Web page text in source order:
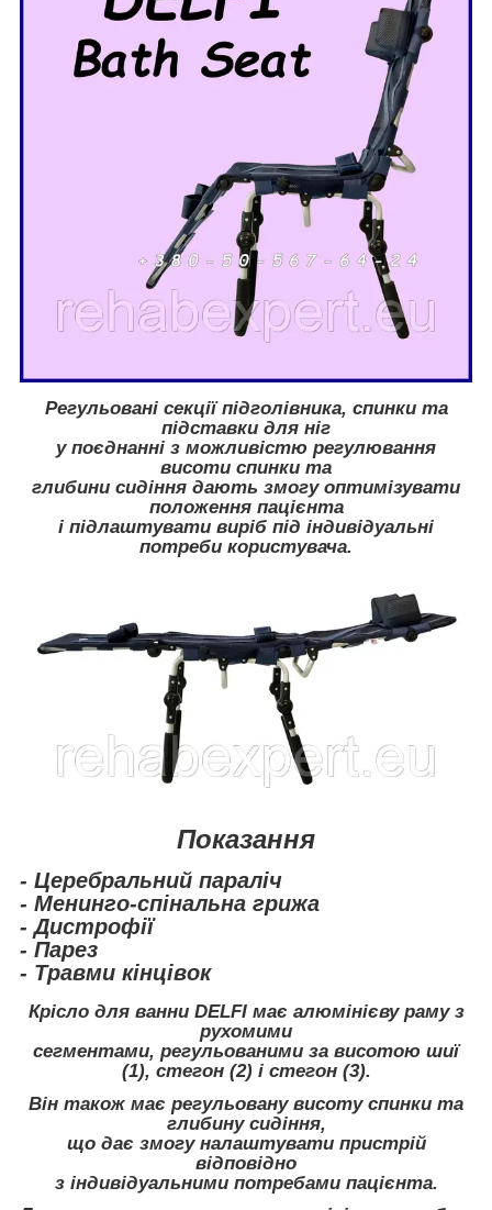
Регульовані секції підголівника, спинки та
підставки для ніг
у поєднанні з можливістю регулювання
висоти спинки та
глибини сидіння дають змогу оптимізувати
положення пацієнта
і підлаштувати виріб під індивідуальні
потреби користувача.
Показання
- Церебральний параліч
- Менинго-спінальна грижа
- Дистрофії
- Парез
- Травми кінцівок
Крісло для ванни DELFI має алюмінієву раму з
рухомими
сегментами, регульованими за висотою шиї
(1), стегон (2) і стегон (3).
Він також має регульовану висоту спинки та
глибину сидіння,
що дає змогу налаштувати пристрій
відповідно
з індивідуальними потребами пацієнта.